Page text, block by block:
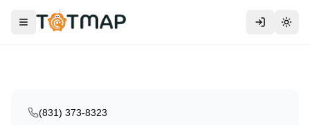
Toggle menu
Rite Aid
(831) 373-8323